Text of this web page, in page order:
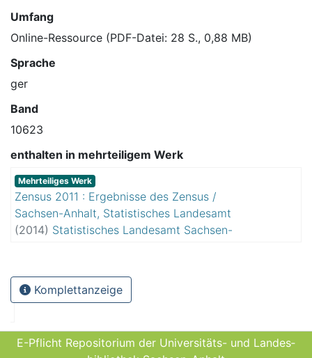
Umfang
Online-Ressource (PDF-Datei: 28 S., 0,88 MB)
Sprache
ger
Band
10623
enthalten in mehrteiligem Werk
Mehrteiliges Werk
Zensus 2011 : Ergebnisse des Zensus /
Sachsen-Anhalt, Statistisches Landesamt
(2014) Statistisches Landesamt Sachsen-
Komplettanzeige
E-Pflicht Repositorium der Universitäts- und Landes­